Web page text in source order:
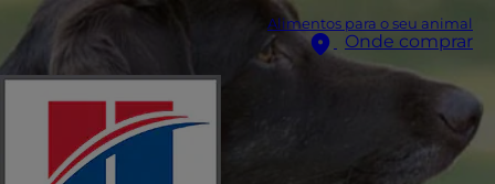
Alimentos para o seu animal
Onde comprar